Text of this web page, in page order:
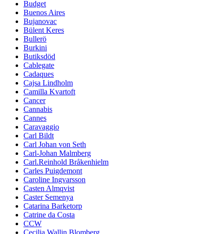
Budget
Buenos Aires
Bujanovac
Bülent Keres
Bullerö
Burkini
Butiksdöd
Cablegate
Cadaques
Cajsa Lindholm
Camilla Kvartoft
Cancer
Cannabis
Cannes
Caravaggio
Carl Bildt
Carl Johan von Seth
Carl-Johan Malmberg
Carl.Reinhold Bråkenhielm
Carles Puigdemont
Caroline Ingvarsson
Casten Almqvist
Caster Semenya
Catarina Barketorp
Catrine da Costa
CCW
Cecilia Wallin Blomberg